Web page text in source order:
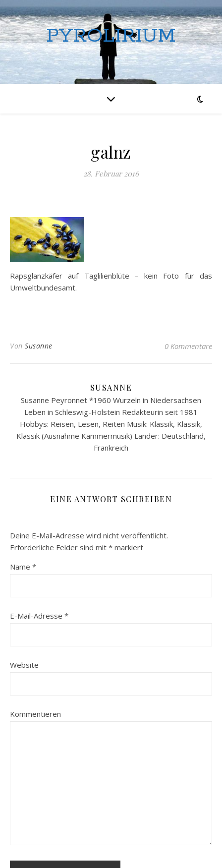
PYROLIRIUM
galnz
28. Februar 2016
Rapsglanzkäfer auf Taglilienblüte – kein Foto für das
Umweltbundesamt.
Von Susanne 0 Kommentare
SUSANNE
Susanne Peyronnet *1960 Wurzeln in Niedersachsen
Leben in Schleswig-Holstein Redakteurin seit 1981
Hobbys: Reisen, Lesen, Reiten Musik: Klassik, Klassik,
Klassik (Ausnahme Kammermusik) Länder: Deutschland,
Frankreich
EINE ANTWORT SCHREIBEN
Deine E-Mail-Adresse wird nicht veröffentlicht.
Erforderliche Felder sind mit * markiert
Name *
E-Mail-Adresse *
Website
Kommentieren